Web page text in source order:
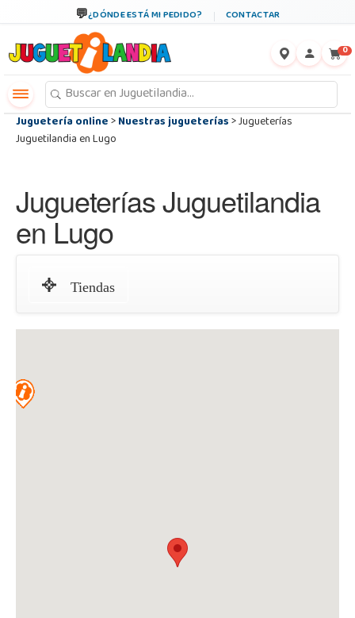
¿DÓNDE ESTÁ MI PEDIDO? CONTACTAR
0
Juguetería online>Nuestras jugueterías> Jugueterías
Juguetilandia en Lugo
Jugueterías Juguetilandia
en Lugo
Tiendas